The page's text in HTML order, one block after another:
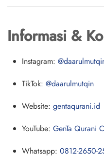
Informasi &
Instagram:
TikTok: @daarulmutqin
Website: gentaqurani.id
YouTube: GenTa Qurani
Whatsapp: 0812-2650-